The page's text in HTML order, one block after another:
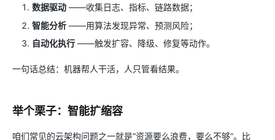
数据驱动 ——收集日志、指标、链路数据；
智能分析 ——用算法发现异常、预测风险；
自动化执行 ——触发扩容、降级、修复等动作。
一句话总结：机器帮人干活，人只管看结果。
举个栗子：智能扩缩容
咱们常见的云架构问题之一就是“资源要么浪费，要么不够”。比